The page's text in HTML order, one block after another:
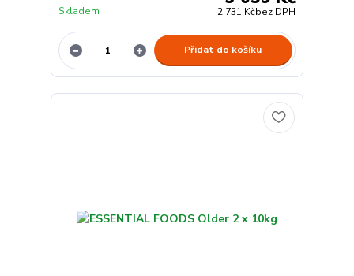
2 731 Kčbez DPH
Skladem
Přidat do košíku